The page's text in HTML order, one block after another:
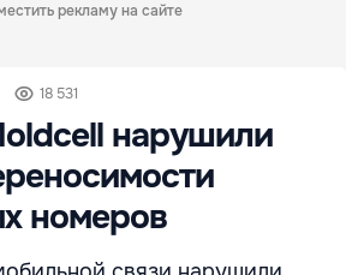
рекламу на сайте
18 531
нарушили
номеров